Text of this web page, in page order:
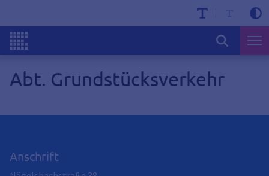
Abt. Grundstücksverkehr
Anschrift